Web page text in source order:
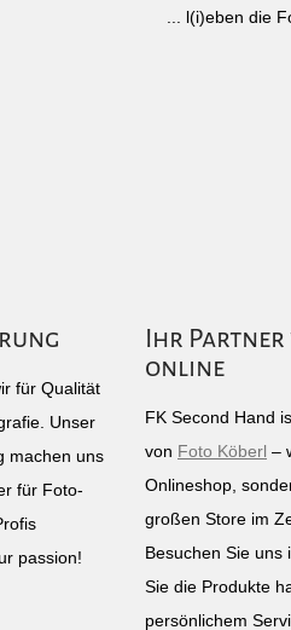
... l(i)eben die
für Qualität
Unser
machen uns
für Foto-
passion!
Ihr
online
FK Second Hand
von Foto Köberl –
Onlineshop,
großen Store im
Besuchen Sie uns
Sie die Produkte
persönlichem